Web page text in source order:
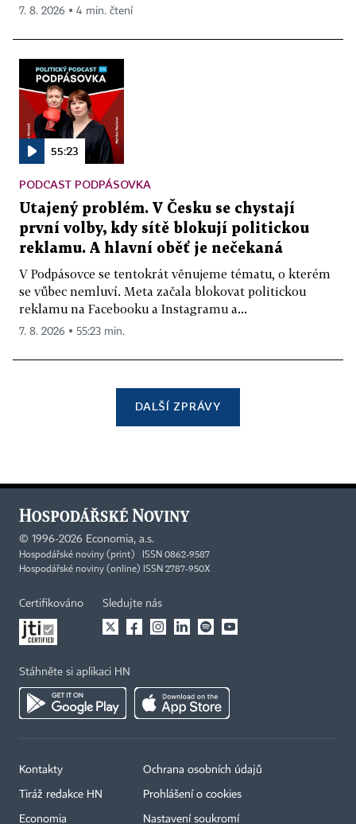
7. 8. 2026 ▪ 4 min. čtení
55:23
PODCAST PODPÁSOVKA
Utajený problém. V Česku se chystají
první volby, kdy sítě blokují politickou
reklamu. A hlavní oběť je nečekaná
V Podpásovce se tentokrát věnujeme tématu, o kterém
se vůbec nemluví. Meta začala blokovat politickou
reklamu na Facebooku a Instagramu a...
7. 8. 2026 ▪ 55:23 min.
DALŠÍ ZPRÁVY
© 1996-2026 Economia, a.s.
Hospodářské noviny (print) ISSN 0862-9587
Hospodářské noviny (online) ISSN 2787-950X
Certifikováno Sledujte nás
Stáhněte si aplikaci HN
Kontakty
Tiráž redakce HN
Economia
Ochrana osobních údajů
Prohlášení o cookies
Nastavení soukromí